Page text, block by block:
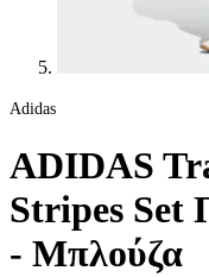
Adidas
ADIDAS
Stripes Set
- Μπλούζα